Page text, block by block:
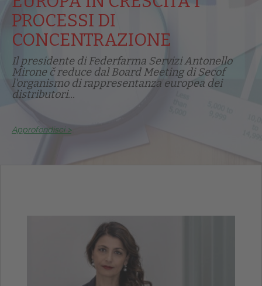
PROCESSI DI
CONCENTRAZIONE
Il presidente di Federfarma Servizi Antonello
Mirone č reduce dal Board Meeting di Secof
l'organismo di rappresentanza europea dei
distributori...
Approfondisci >